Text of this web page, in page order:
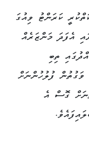
ކަރަންޓު ވިއުގަ
އެފަދަ މަންޒަރެއް
ތިބި
ވަގުތުން ފުލުހުންނަށް
ގޮސް އެ